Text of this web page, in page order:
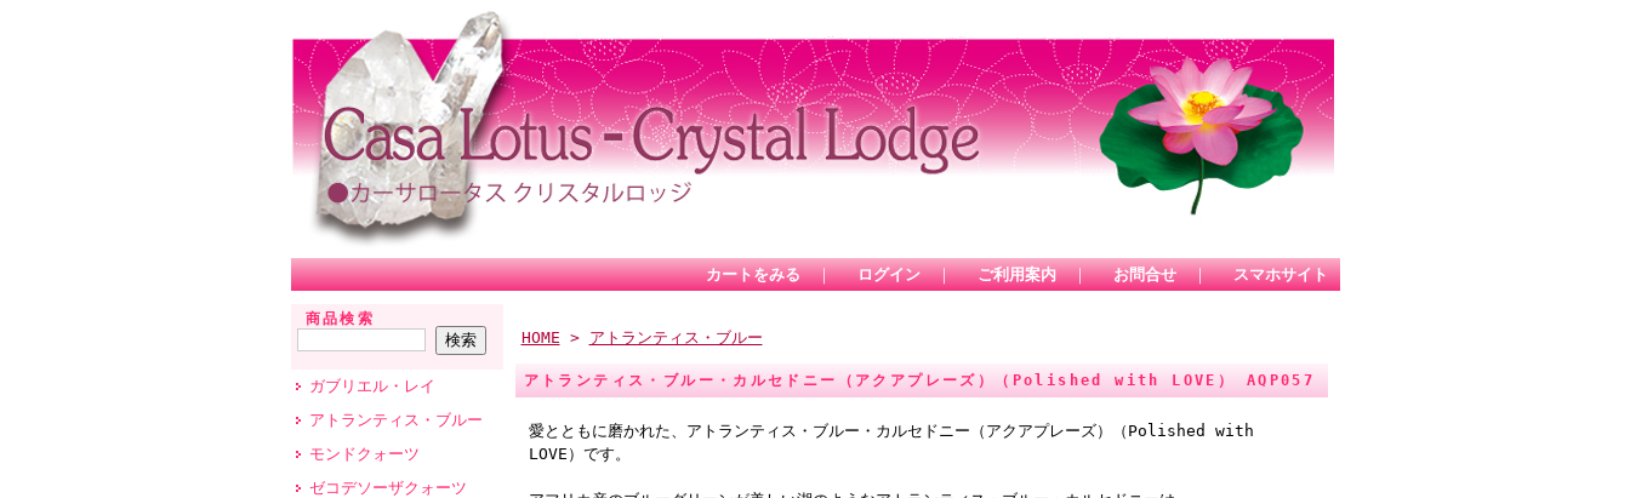
カートをみる ｜ ログイン ｜ ご利用案内 ｜ お問合せ ｜ スマホサイト
商品検索
ガブリエル・レイ
アトランティス・ブルー
モンドクォーツ
ゼコデソーザクォーツ
HOME > アトランティス・ブルー
アトランティス・ブルー・カルセドニー（アクアプレーズ）（Polished with LOVE） AQP057
愛とともに磨かれた、アトランティス・ブルー・カルセドニー（アクアプレーズ）（Polished with
LOVE）です。